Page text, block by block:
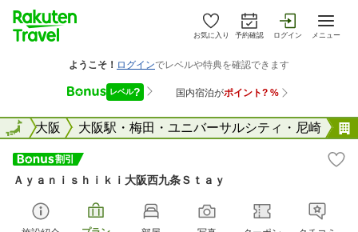
お気に入り 予約確認 ログイン メニュー
府 大阪 大阪駅・梅田・ユニバーサルシティ・尼崎
全国
Ａｙａｎｉｓｈｉｋｉ大阪西九条Ｓｔａｙ